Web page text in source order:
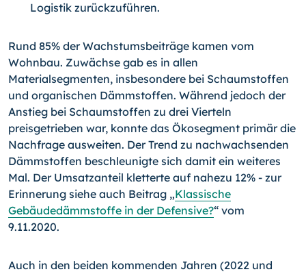
Logistik zurückzuführen.
Rund 85% der Wachstumsbeiträge kamen vom
Wohnbau. Zuwächse gab es in allen
Materialsegmenten, insbesondere bei Schaumstoffen
und organischen Dämmstoffen. Während jedoch der
Anstieg bei Schaumstoffen zu drei Vierteln
preisgetrieben war, konnte das Ökosegment primär die
Nachfrage ausweiten. Der Trend zu nachwachsenden
Dämmstoffen beschleunigte sich damit ein weiteres
Mal. Der Umsatzanteil kletterte auf nahezu 12% - zur
Erinnerung siehe auch Beitrag „Klassische
Gebäudedämmstoffe in der Defensive?“ vom
9.11.2020.
Auch in den beiden kommenden Jahren (2022 und